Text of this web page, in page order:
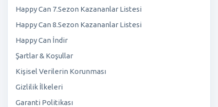
Happy Can 7.Sezon Kazananlar Listesi
Happy Can 8.Sezon Kazananlar Listesi
Happy Can İndir
Şartlar & Koşullar
Kişisel Verilerin Korunması
Gizlilik İlkeleri
Garanti Politikası